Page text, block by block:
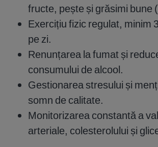
fructe, pește și grăsimi bune
Exercițiu fizic regulat, minim
pe zi.
Renunțarea la fumat și
consumului de alcool.
Gestionarea stresului și
somn de calitate.
Monitorizarea constantă a
arteriale, colesterolului și